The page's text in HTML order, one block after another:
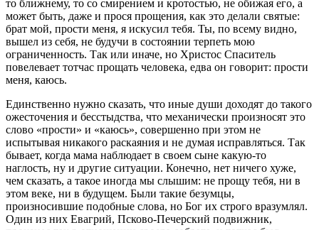
то ближнему, то со смирением и кротостью, не обижая его, а
может быть, даже и прося прощения, как это делали святые:
брат мой, прости меня, я искусил тебя. Ты, по всему видно,
вышел из себя, не будучи в состоянии терпеть мою
ограниченность. Так или иначе, но Христос Спаситель
повелевает тотчас прощать человека, едва он говорит: прости
меня, каюсь.
Единственно нужно сказать, что иные души доходят до такого
ожесточения и бесстыдства, что механически произносят это
слово «прости» и «каюсь», совершенно при этом не
испытывая никакого раскаяния и не думая исправляться. Так
бывает, когда мама наблюдает в своем сыне какую-то
наглость, ну и другие ситуации. Конечно, нет ничего хуже,
чем сказать, а такое иногда мы слышим: не прощу тебя, ни в
этом веке, ни в будущем. Были такие безумцы,
произносившие подобные слова, но Бог их строго вразумлял.
Один из них Евагрий, Псково-Печерский подвижник,